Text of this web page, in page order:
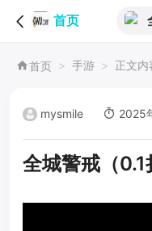
首页
首页 手游 正文内
mysmile 2025
全城警戒（0.1